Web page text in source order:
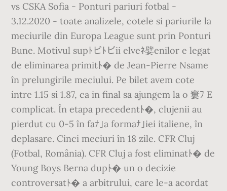
vs CSKA Sofia - Ponturi pariuri fotbal -
3.12.2020 - toate analizele, cotele si pariurile la
meciurile din Europa League sunt prin Ponturi
Bune. Motivul supﾄビﾄビii elveﾈ嬖enilor e legat
de eliminarea primitﾄ� de Jean-Pierre Nsame
în prelungirile meciului. Pe bilet avem cote
intre 1.15 si 1.87, ca in final sa ajungem la o 窶ｦ E
complicat. În etapa precedentﾄ�, clujenii au
pierdut cu 0-5 în faﾅ｣a formaﾅ｣iei italiene, în
deplasare. Cinci meciuri în 18 zile. CFR Cluj
(Fotbal, România). CFR Cluj a fost eliminatﾄ� de
Young Boys Berna dupﾄ� un o decizie
controversatﾄ� a arbitrului, care le-a acordat